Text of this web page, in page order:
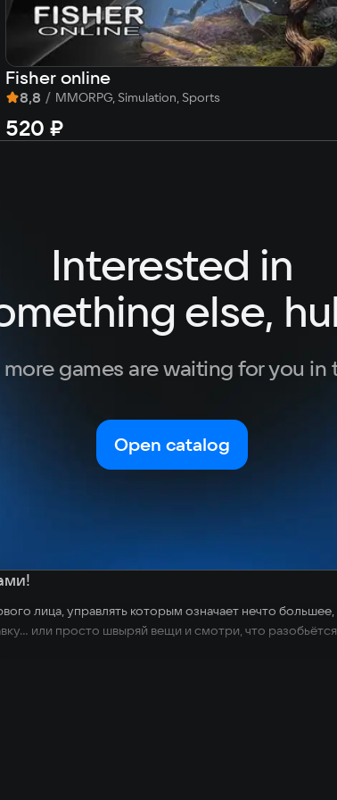
Fisher online
8,8 / MMORPG, Simulation, Sports
520 ₽
Interested in
else,
games are waiting for you in
Open catalog
лица, управлять которым означает нечто
или просто швыряй вещи и смотри, что
вес, объём и физика. Зелья могут скатиться с полки.